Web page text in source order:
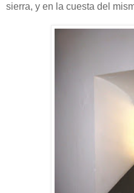
sierra, y en la cuesta del